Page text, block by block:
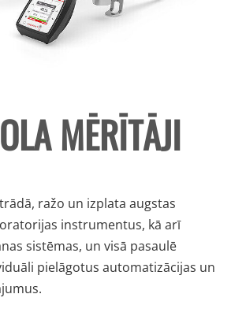
MĒRĪTĀJI
ražo un izplata augstas
instrumentus, kā arī
sistēmas, un visā pasaulē
pielāgotus automatizācijas un